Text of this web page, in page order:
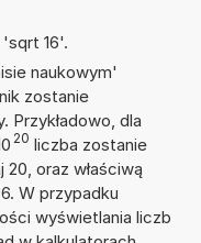
16'.
naukowym'
zostanie
Przykładowo, dla
20 liczba zostanie
20, oraz właściwą
W przypadku
wyświetlania liczb